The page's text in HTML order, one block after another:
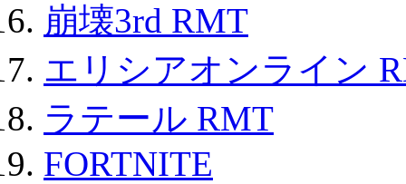
崩壊3rd RMT
エリシアオンライン
ラテール RMT
FORTNITE